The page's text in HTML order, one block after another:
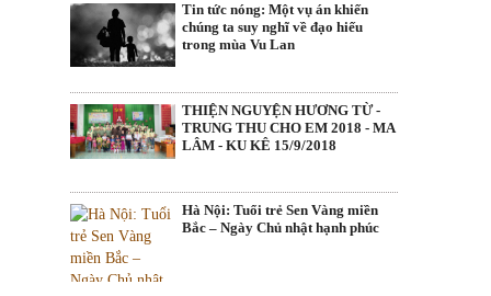
Tin tức nóng: Một vụ án khiến
chúng ta suy nghĩ về đạo hiếu
trong mùa Vu Lan
THIỆN NGUYỆN HƯƠNG TỪ -
TRUNG THU CHO EM 2018 - MA
LÂM - KU KÊ 15/9/2018
Hà Nội: Tuổi trẻ Sen Vàng miền
Bắc – Ngày Chủ nhật hạnh phúc